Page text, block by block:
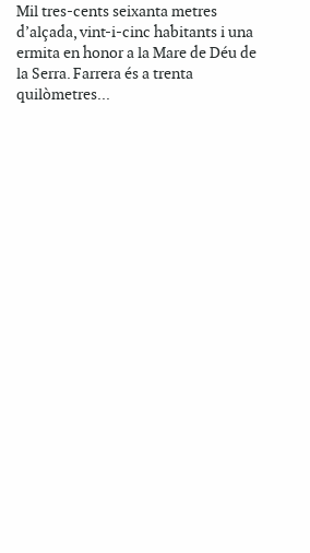
Mil tres-cents seixanta metres
d’alçada, vint-i-cinc habitants i una
ermita en honor a la Mare de Déu de
la Serra. Farrera és a trenta
quilòmetres...